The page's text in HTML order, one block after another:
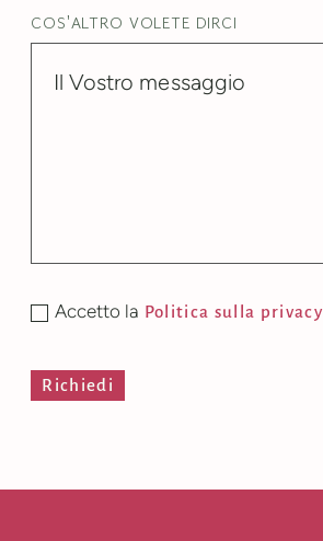
COS'ALTRO VOLETE DIRCI
Accetto la Politica sulla privacy
Richiedi